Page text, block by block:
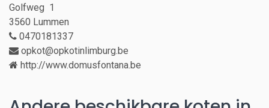
Golfweg 1
3560 Lummen
0470181337
opkot@opkotinlimburg.be
http://www.domusfontana.be